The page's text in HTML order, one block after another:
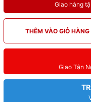
Giao hàng
THÊM VÀO GIỎ HÀNG
Giao Tận